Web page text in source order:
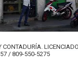
/ 809-550-5275